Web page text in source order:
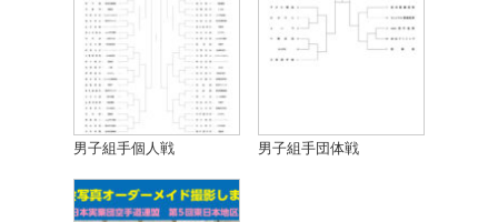
男子組手個人戦 男子組手団体戦